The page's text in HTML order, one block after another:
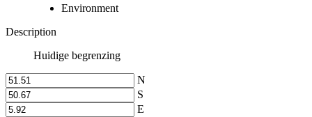
Environment
Description
Huidige begrenzing
N
S
E